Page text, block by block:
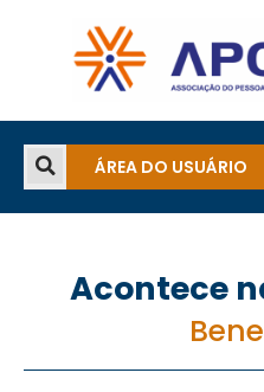
ÁREA DO USUÁRIO
Acontece